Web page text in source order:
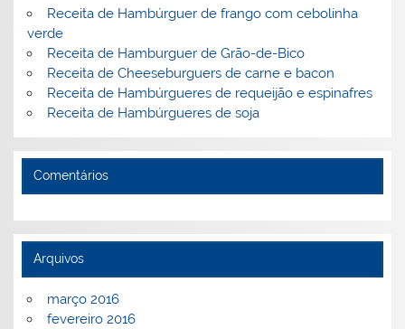
Receita de Hambúrguer de frango com cebolinha
verde
Receita de Hamburguer de Grão-de-Bico
Receita de Cheeseburguers de carne e bacon
Receita de Hambúrgueres de requeijão e espinafres
Receita de Hambúrgueres de soja
Comentários
Arquivos
março 2016
fevereiro 2016